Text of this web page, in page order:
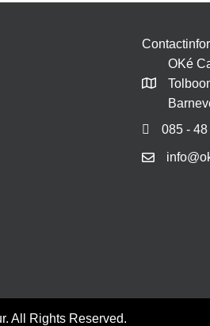
OKé
085 -
All Rights Reserved.